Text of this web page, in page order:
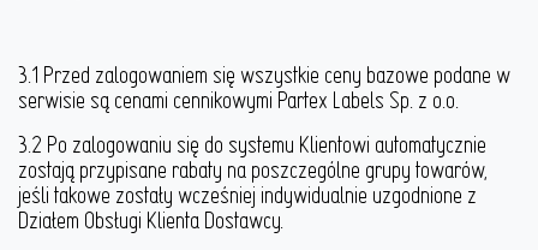
3.1 Przed zalogowaniem się wszystkie ceny bazowe podane w
serwisie są cenami cennikowymi Partex Labels Sp. z o.o.
3.2 Po zalogowaniu się do systemu Klientowi automatycznie
zostają przypisane rabaty na poszczególne grupy towarów,
jeśli takowe zostały wcześniej indywidualnie uzgodnione z
Działem Obsługi Klienta Dostawcy.